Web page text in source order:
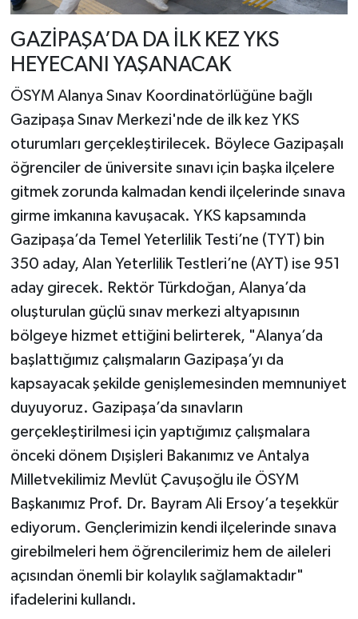
GAZİPAŞA’DA DA İLK KEZ YKS
HEYECANI YAŞANACAK
ÖSYM Alanya Sınav Koordinatörlüğüne bağlı
Gazipaşa Sınav Merkezi'nde de ilk kez YKS
oturumları gerçekleştirilecek. Böylece Gazipaşalı
öğrenciler de üniversite sınavı için başka ilçelere
gitmek zorunda kalmadan kendi ilçelerinde sınava
girme imkanına kavuşacak. YKS kapsamında
Gazipaşa’da Temel Yeterlilik Testi’ne (TYT) bin
350 aday, Alan Yeterlilik Testleri’ne (AYT) ise 951
aday girecek. Rektör Türkdoğan, Alanya’da
oluşturulan güçlü sınav merkezi altyapısının
bölgeye hizmet ettiğini belirterek, "Alanya’da
başlattığımız çalışmaların Gazipaşa’yı da
kapsayacak şekilde genişlemesinden memnuniyet
duyuyoruz. Gazipaşa’da sınavların
gerçekleştirilmesi için yaptığımız çalışmalara
önceki dönem Dışişleri Bakanımız ve Antalya
Milletvekilimiz Mevlüt Çavuşoğlu ile ÖSYM
Başkanımız Prof. Dr. Bayram Ali Ersoy’a teşekkür
ediyorum. Gençlerimizin kendi ilçelerinde sınava
girebilmeleri hem öğrencilerimiz hem de aileleri
açısından önemli bir kolaylık sağlamaktadır"
ifadelerini kullandı.